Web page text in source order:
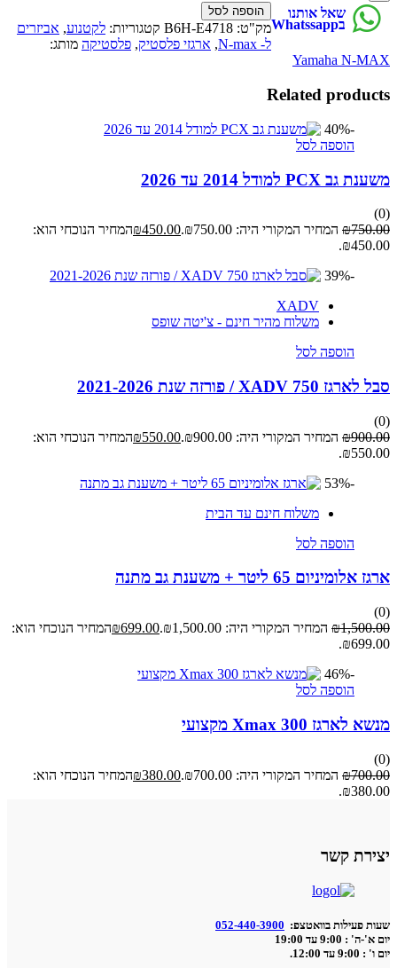
הוספה לסל שאל אותנו
בWhatssapp מק"ט: B6H-E4718 קטגוריות: לקטנוע, אביזרים
ל- N-max
, ארגזי פלסטיק, פלסטיקה מותג:
Yamaha N-MAX
Related products
-40%
הוספה לסל
משענת גב PCX למודל 2014 עד 2026
(0)
₪750.00 המחיר המקורי היה: ₪750.00. ₪450.00
המחיר הנוכחי הוא:
₪450.00.
-39%
XADV
משלוח מהיר חינם - צ'יטה שופס
הוספה לסל
סבל לארגז XADV 750 / פורזה שנת 2021-2026
(0)
₪900.00 המחיר המקורי היה: ₪900.00. ₪550.00
המחיר הנוכחי הוא:
₪550.00.
-53%
משלוח חינם עד הבית
הוספה לסל
ארגז אלומיניום 65 ליטר + משענת גב מתנה
(0)
₪1,500.00 המחיר המקורי היה: ₪1,500.00. ₪699.00
המחיר הנוכחי הוא:
₪699.00.
-46%
הוספה לסל
מנשא לארגז Xmax 300 מקצועי
(0)
₪700.00 המחיר המקורי היה: ₪700.00. ₪380.00
המחיר הנוכחי הוא:
₪380.00.
יצירת קשר
שעות פעילות בוואטצפ: 052-440-3900
יום א'-ה' : 9:00 עד 19:00
יום ו' : 9:00 עד 12:00.